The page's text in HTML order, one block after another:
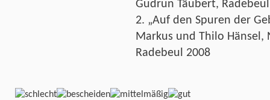
Gudrun Täubert,
2. „Auf den Spuren der
Markus und Thilo Hänsel,
Radebeul 2008